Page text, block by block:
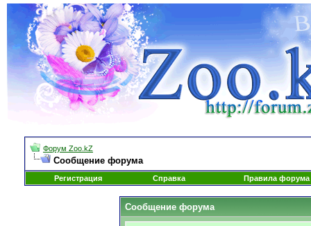
Форум Zoo.kZ
Сообщение форума
Регистрация Справка Правила форума
Сообщение форума